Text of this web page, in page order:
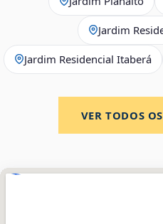
Jardim
Jardim Residencial Itaberá
VER TODOS OS